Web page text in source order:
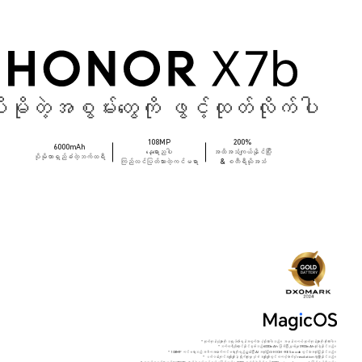
တဲ့အစွမ်းတွေကို ဖွင့်ထုတ်လိုက်ပါ
6000mAh
ပိုမိုတာရှည်ခံတဲ့ဘက်ထရီ
108MP
နေ့ရောညပါ
ကြည်လင်ပြတ်သားတဲ့ကင်မရာ
200%
အထိအသံကျယ်နိုင်ပြီး
& စတီရီယိုအသံ
* ထုတ်ကုန်ပုံများကို သရုပ်ဖော်ရန်အတွက်သာ ပံ့ပိုးထားပါသည်။ အမှန်တကယ် ထုတ်ကုန်များကို ကိုးကားပါ။
* ဘက်ထရီသိုလှောင်နိုင်စွမ်းသည် 6000mAh ဖြစ်ပြီး ပျှမ်းမျှ 5900mAh သုံးစွဲနိုင်သည်။
* 108MP ကင်မရာသည် အဓိကအနောက်ကင်မရာကိုရည်ညွှန်းပြီး AI အသုံးပြုသော HIGH-RES mode တွင်သာအသုံးပြုနိုင်သည်။
* ပတ်ဝန်းကျင်အမျိုးမျိုးနဲ့ ရိုက်ကူးမှု ပုံစံ အမျိုးမျိုးတွင် တကယ့်ဓာတ်ပုံ resolution ကွာခြားနိုင်သည်။